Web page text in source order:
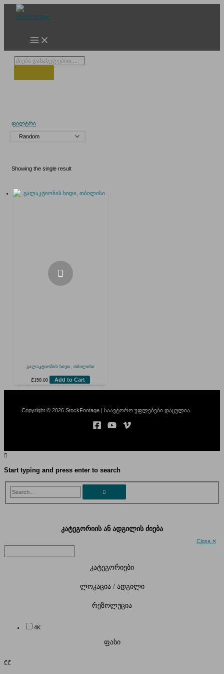
Products
ფილტრი
Showing the single result
გალაკტიონის ხიდი, თბილისი
₾ 150.00 Add to Cart
Copyright © 2026 StockFootage | საავტორო უფლებები დაცულია
Start typing and press enter to search
Search...
Close ✕
კატეგორიის ან ადგილის ძიება
კატეგორიები
ლოკაცია / ადგილი
რეზოლუცია
4K
ფასი
₾₾